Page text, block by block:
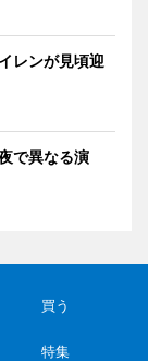
レンが見頃迎
で異なる演
買う
特集